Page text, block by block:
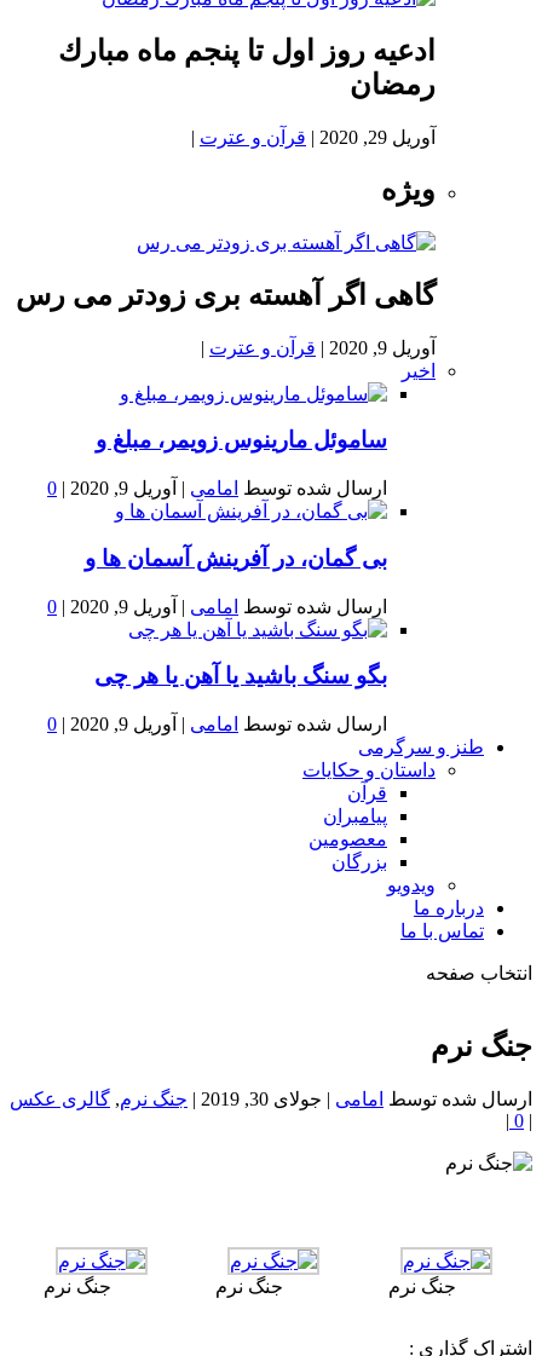
ادعيه روز اول تا پنجم ماه مبارك
رمضان
آوریل 29, 2020 | قرآن و عترت |
ویژه
گاهی اگر آهسته بری زودتر می رس
آوریل 9, 2020 | قرآن و عترت |
اخیر
ساموئل مارینوس زویمر، مبلغ و
ارسال شده توسط امامی | آوریل 9, 2020 |
0
بى گمان، در آفرينش آسمان ها و
ارسال شده توسط امامی | آوریل 9, 2020 |
0
بگو سنگ باشید یا آهن یا هر چی
ارسال شده توسط امامی | آوریل 9, 2020 |
0
طنز و سرگرمی
داستان و حکایات
قرآن
پیامبران
معصومین
بزرگان
ویدویو
درباره ما
تماس با ما
انتخاب صفحه
خون
شمال
جنگ نرم
ارسال شده توسط امامی | جولای 30, 2019 | جنگ نرم, گالری عکس
|
0
|
جنگ نرم جنگ نرم جنگ نرم
اشتراک گذاری :